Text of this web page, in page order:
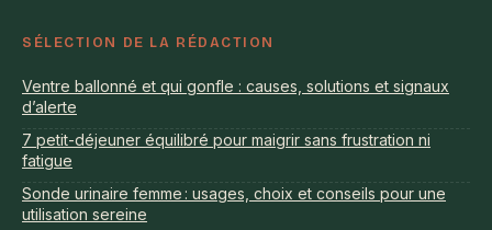
SÉLECTION DE LA RÉDACTION
Ventre ballonné et qui gonfle : causes, solutions et signaux
d’alerte
7 petit-déjeuner équilibré pour maigrir sans frustration ni
fatigue
Sonde urinaire femme : usages, choix et conseils pour une
utilisation sereine